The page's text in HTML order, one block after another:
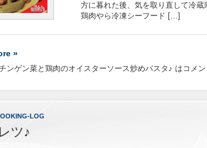
方に暮れた後、気を取り直して冷蔵
鶏肉やら冷凍シーフード […]
»
ンゲン菜と鶏肉のオイスターソース炒めパスタ♪ は コメ
LOG
ツ♪